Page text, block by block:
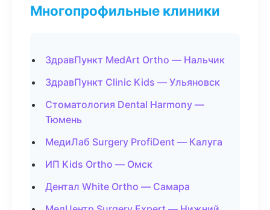
Многопрофильные клиники
ЗдравПункт MedArt Ortho — Нальчик
ЗдравПункт Clinic Kids — Ульяновск
Стоматология Dental Harmony —
Тюмень
МедиЛаб Surgery ProfiDent — Калуга
ИП Kids Ortho — Омск
Дентал White Ortho — Самара